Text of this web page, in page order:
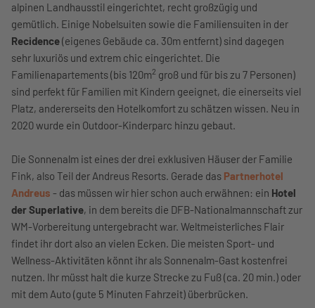
alpinen Landhausstil eingerichtet, recht großzügig und
gemütlich. Einige Nobelsuiten sowie die Familiensuiten in der
Recidence(eigenes Gebäude ca. 30m entfernt) sind dagegen
sehr luxuriös und extrem chic eingerichtet. Die
Familienapartements (bis 120m2 groß und für bis zu 7 Personen)
sind perfekt für Familien mit Kindern geeignet, die einerseits viel
Platz, andererseits den Hotelkomfort zu schätzen wissen. Neu in
2020 wurde ein Outdoor-Kinderparc hinzu gebaut.
Die Sonnenalm ist eines der drei exklusiven Häuser der Familie
Fink, also Teil der Andreus Resorts. Gerade das Partnerhotel
Andreus - das müssen wir hier schon auch erwähnen: ein Hotel
der Superlative, in dem bereits die DFB-Nationalmannschaft zur
WM-Vorbereitung untergebracht war. Weltmeisterliches Flair
findet ihr dort also an vielen Ecken. Die meisten Sport- und
Wellness-Aktivitäten könnt ihr als Sonnenalm-Gast kostenfrei
nutzen. Ihr müsst halt die kurze Strecke zu Fuß (ca. 20 min.) oder
mit dem Auto (gute 5 Minuten Fahrzeit) überbrücken.